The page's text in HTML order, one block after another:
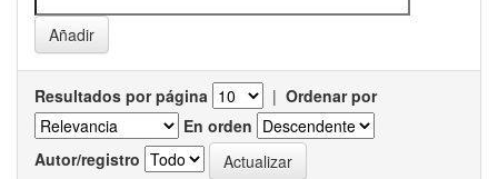
Resultados por página | Ordenar por
En orden
Autor/registro